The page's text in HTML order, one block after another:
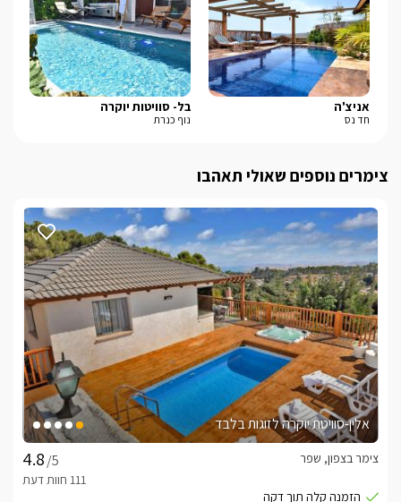
לצפייה באטרקציות ומסעדות בקרבת נוף התכלת -
לחצו כאן
אניצ'ה
חד נס
בל- סוויטות יוקרה
נוף כנרת
צימרים נוספים שאולי תאהבו
אלין-סוויטת יוקרה לזוגות בלבד
/5
צימר בצפון, שפר